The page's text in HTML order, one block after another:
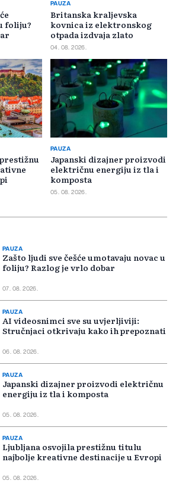
foliju?
PAUZA
Britanska kraljevska
kovnica iz elektronskog
otpada izdvaja zlato
04. 08. 2026.
PAUZA
Japanski dizajner proizvodi
električnu energiju iz tla i
komposta
05. 08. 2026.
PAUZA
Zašto ljudi sve češće umotavaju novac u
foliju? Razlog je vrlo dobar
07. 08. 2026.
PAUZA
AI videosnimci sve su uvjerljiviji:
Stručnjaci otkrivaju kako ih prepoznati
06. 08. 2026.
PAUZA
Japanski dizajner proizvodi električnu
energiju iz tla i komposta
05. 08. 2026.
PAUZA
Ljubljana osvojila prestižnu titulu
najbolje kreativne destinacije u Evropi
05. 08. 2026.